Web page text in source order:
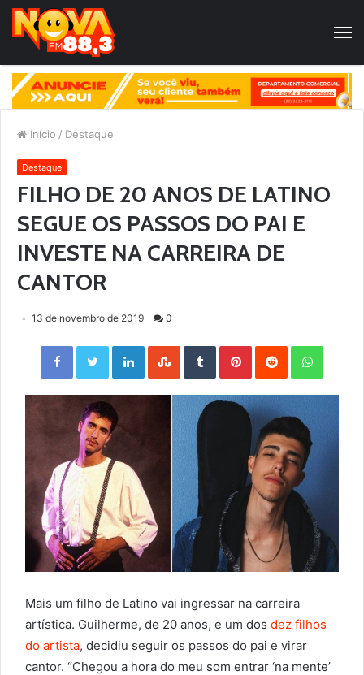
Início / Destaque
Destaque
FILHO DE 20 ANOS DE LATINO
SEGUE OS PASSOS DO PAI E
INVESTE NA CARREIRA DE
CANTOR
13 de novembro de 2019 0
Facebook Twitter LinkedIn StumbleUpon Tumblr Pinterest Reddit
Mais um filho de Latino vai ingressar na carreira
artística. Guilherme, de 20 anos, e um dos dez filhos
do artista, decidiu seguir os passos do pai e virar
cantor. “Chegou a hora do meu som entrar ‘na mente’